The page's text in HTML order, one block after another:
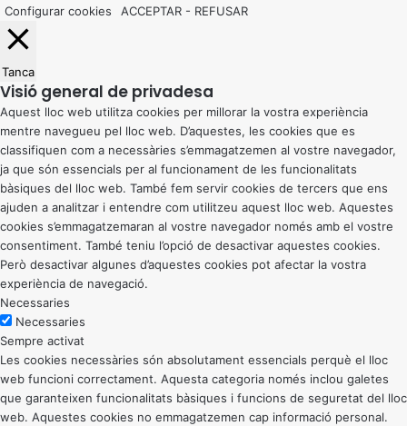
Configurar cookies
ACCEPTAR - REFUSAR
Tanca
Visió general de privadesa
Aquest lloc web utilitza cookies per millorar la vostra experiència
mentre navegueu pel lloc web. D’aquestes, les cookies que es
classifiquen com a necessàries s’emmagatzemen al vostre navegador,
ja que són essencials per al funcionament de les funcionalitats
bàsiques del lloc web. També fem servir cookies de tercers que ens
ajuden a analitzar i entendre com utilitzeu aquest lloc web. Aquestes
cookies s’emmagatzemaran al vostre navegador només amb el vostre
consentiment. També teniu l’opció de desactivar aquestes cookies.
Però desactivar algunes d’aquestes cookies pot afectar la vostra
experiència de navegació.
Necessaries
Necessaries
Sempre activat
Les cookies necessàries són absolutament essencials perquè el lloc
web funcioni correctament. Aquesta categoria només inclou galetes
que garanteixen funcionalitats bàsiques i funcions de seguretat del lloc
web. Aquestes cookies no emmagatzemen cap informació personal.